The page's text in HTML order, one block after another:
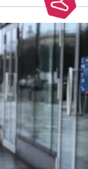
меня насчет
красоты